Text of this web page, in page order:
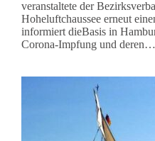
veranstaltete der
Hoheluftchaussee erneut
informiert dieBasis in
Corona-Impfung und